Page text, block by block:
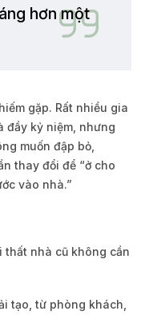
hơn một
gặp. Rất nhiều gia
đầy kỷ niệm, nhưng
muốn đập bỏ,
thay đổi để “ở cho
vào nhà.”
thất nhà cũ không cần
tạo, từ phòng khách,